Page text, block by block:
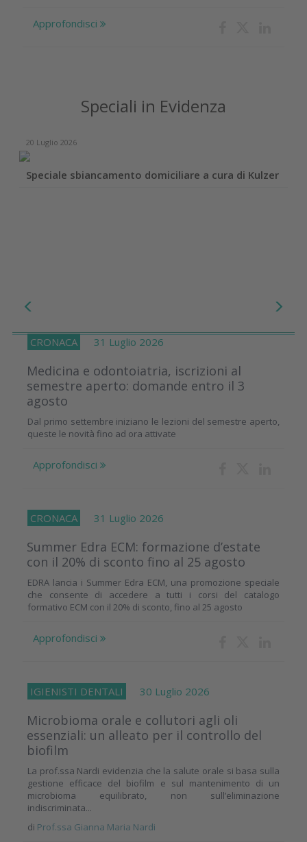
Approfondisci
Speciali in Evidenza
20 Luglio 2026
Speciale sbiancamento domiciliare a cura di Kulzer
CRONACA 31 Luglio 2026
Medicina e odontoiatria, iscrizioni al
semestre aperto: domande entro il 3
agosto
Dal primo settembre iniziano le lezioni del semestre aperto,
queste le novità fino ad ora attivate
Approfondisci
CRONACA 31 Luglio 2026
Summer Edra ECM: formazione d’estate
con il 20% di sconto fino al 25 agosto
EDRA lancia i Summer Edra ECM, una promozione speciale
che consente di accedere a tutti i corsi del catalogo
formativo ECM con il 20% di sconto, fino al 25 agosto
Approfondisci
IGIENISTI DENTALI 30 Luglio 2026
Microbioma orale e collutori agli oli
essenziali: un alleato per il controllo del
biofilm
La prof.ssa Nardi evidenzia che la salute orale si basa sulla
gestione efficace del biofilm e sul mantenimento di un
microbioma equilibrato, non sull’eliminazione
indiscriminata...
di Prof.ssa Gianna Maria Nardi